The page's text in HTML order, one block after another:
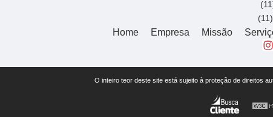
Home Empresa Missão
O inteiro teor deste site está sujeito à proteção de direitos